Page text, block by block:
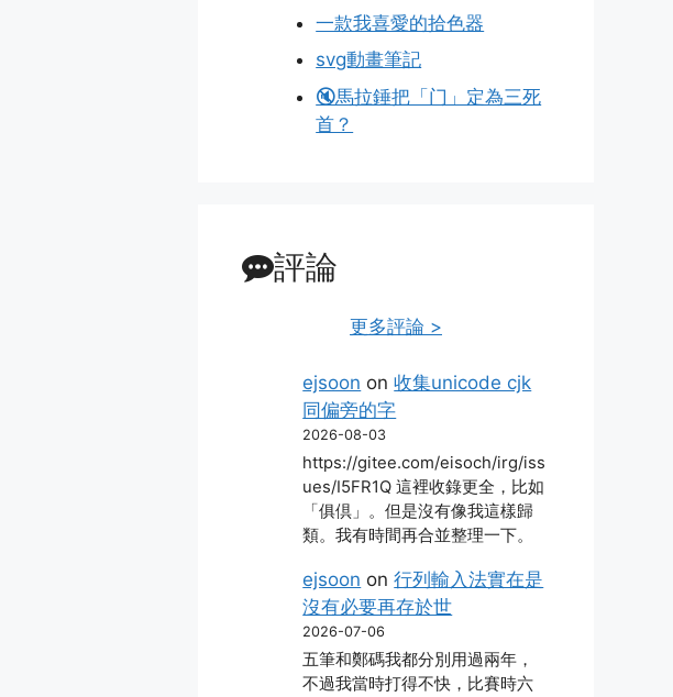
一款我喜愛的拾色器
svg動畫筆記
🔇馬拉錘把「门」定為三死
首？
評論
更多評論 >
ejsoon on收集unicode cjk
同偏旁的字
2026-08-03
https://gitee.com/eisoch/irg/iss
ues/I5FR1Q 這裡收錄更全，比如
「俱倶」。但是沒有像我這樣歸
類。我有時間再合並整理一下。
ejsoon on行列輸入法實在是
沒有必要再存於世
2026-07-06
五筆和鄭碼我都分別用過兩年，
不過我當時打得不快，比賽時六